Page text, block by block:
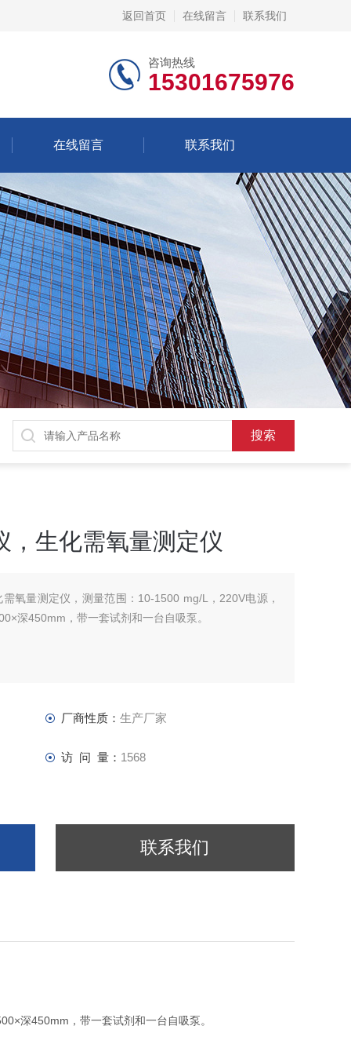
返回首页 在线留言 联系我们
咨询热线
15301675976
在线留言 联系我们
，生化需氧量测定仪
氧量测定仪，测量范围：10-1500 mg/L，220V电源，
深450mm，带一套试剂和一台自吸泵。
厂商性质： 生产厂家
访 问 量： 1568
联系我们
深450mm，带一套试剂和一台自吸泵。